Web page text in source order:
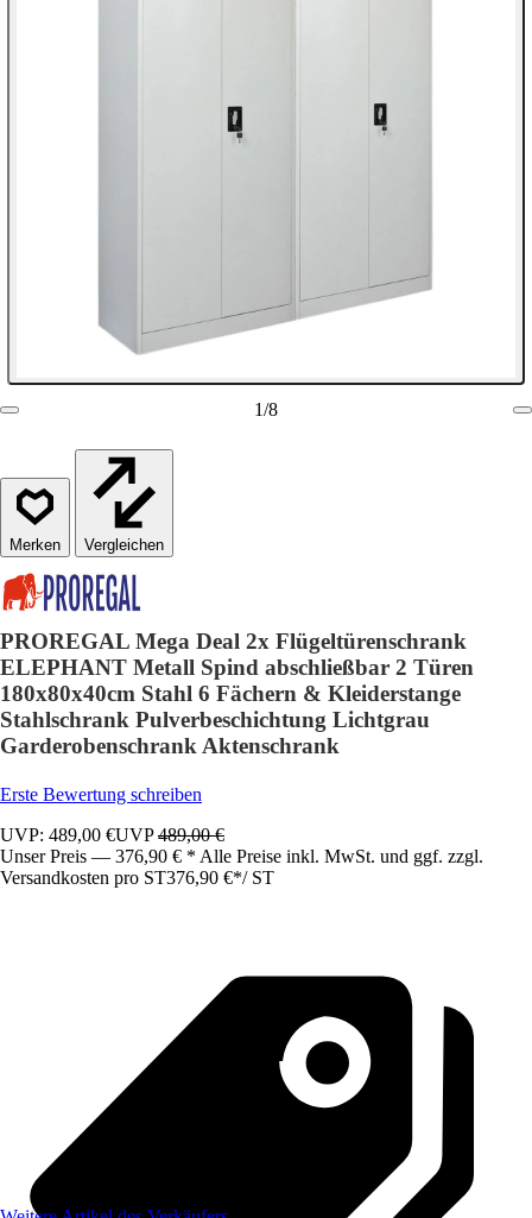
1/8
Vergleichen
PROREGAL Mega Deal 2x Flügeltürenschrank
ELEPHANT Metall Spind abschließbar 2 Türen
180x80x40cm Stahl 6 Fächern & Kleiderstange
Stahlschrank Pulverbeschichtung Lichtgrau
Garderobenschrank Aktenschrank
Erste Bewertung schreiben
UVP: 489,00 €UVP489,00 €
Unser Preis — 376,90 € * Alle Preise inkl. MwSt. und ggf. zzgl.
Versandkosten pro ST376,90 €*/ ST